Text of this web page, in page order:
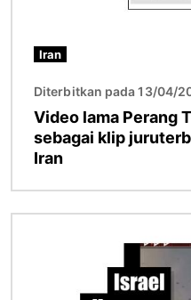
Iran
Diterbitkan pada 13/04/
Video lama Perang
sebagai klip
Iran